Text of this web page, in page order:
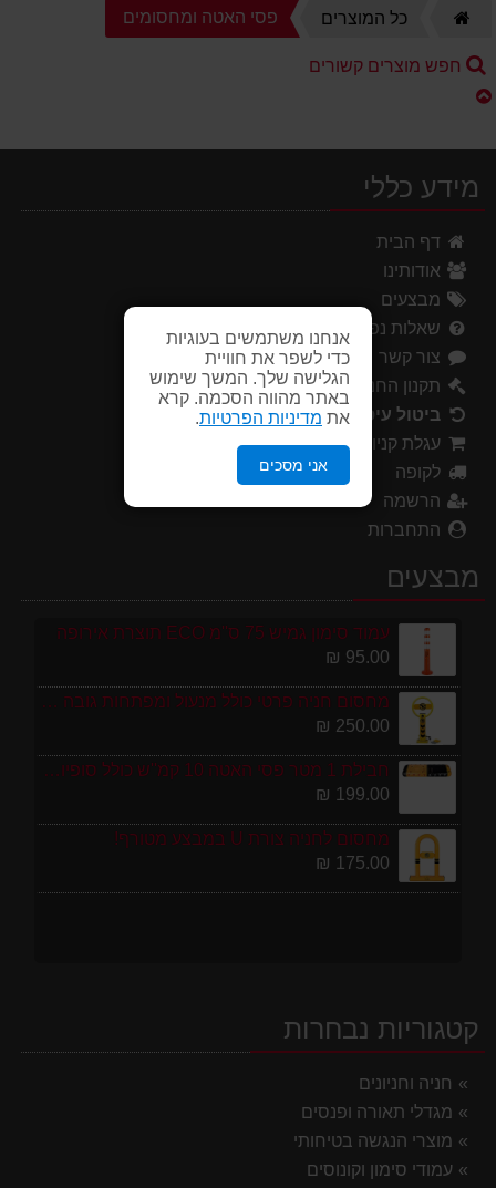
אנחנו משתמשים בעוגיות
כדי לשפר את חוויית
הגלישה שלך. המשך שימוש
באתר מהווה הסכמה. קרא
את מדיניות הפרטיות
אני מסכים
כל המוצרים פסי האטה ומחסומים
חפש מוצרים קשורים
מידע כללי
דף הבית
אודותינו
מבצעים
שאלות נפוצות
צור קשר
תקנון החנות
ביטול עיסקה
עגלת קניות
לקופה
הרשמה
התחברות
מבצעים
עמוד סימון גמיש 75 ס''מ ECO תוצרת אירופה
95.00 ₪
מחסום חניה פרטי כולל מנעול ומפתחות גובה 70 ס"מ
250.00 ₪
חבילת 1 מטר פסי האטה 10 קמ''ש כולל סופיות מפלסטיק
199.00 ₪
מחסום לחניה צורת U במבצע מטורף!
175.00 ₪
קטגוריות נבחרות
חניה וחניונים
מגדלי תאורה ופנסים
מוצרי הנגשה בטיחותי
עמודי סימון וקונוסים